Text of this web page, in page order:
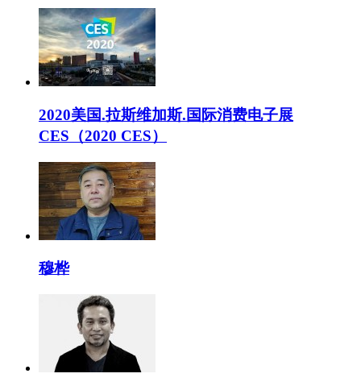
2020美国.拉斯维加斯.国际消费电子展
CES（2020 CES）
穆桦